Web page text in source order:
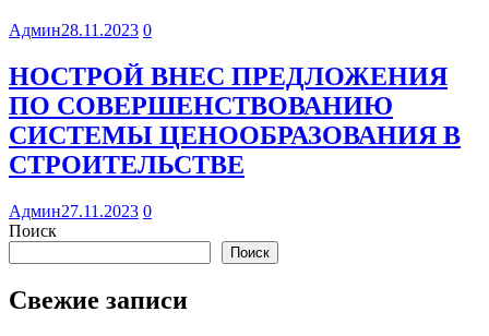
Админ28.11.2023 0
НОСТРОЙ ВНЕС ПРЕДЛОЖЕНИЯ
ПО СОВЕРШЕНСТВОВАНИЮ
СИСТЕМЫ ЦЕНООБРАЗОВАНИЯ В
СТРОИТЕЛЬСТВЕ
Админ27.11.2023 0
Поиск
Поиск
Свежие записи